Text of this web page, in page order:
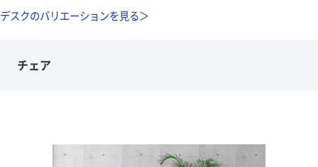
デスクのバリエーションを見る＞
チェア